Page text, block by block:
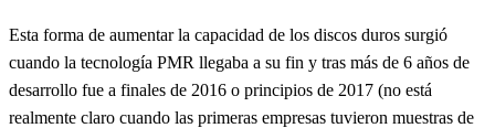
Esta forma de aumentar la capacidad de los discos duros surgió
cuando la tecnología PMR llegaba a su fin y tras más de 6 años de
desarrollo fue a finales de 2016 o principios de 2017 (no está
realmente claro cuando las primeras empresas tuvieron muestras de